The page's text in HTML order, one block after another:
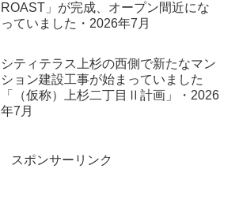
ROAST」が完成、オープン間近にな
っていました・2026年7月
シティテラス上杉の西側で新たなマン
ション建設工事が始まっていました
「（仮称）上杉二丁目Ⅱ計画」・2026
年7月
スポンサーリンク